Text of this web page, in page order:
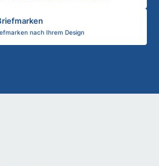
nach Ihrem Design